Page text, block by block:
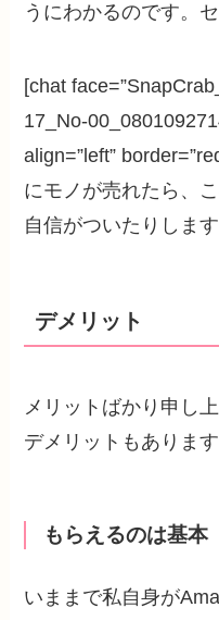
うにわかるのです。
[chat
17_No-
align=”left”
にモノが売れたら、
自信がついたりしま
デメリット
メリットばかり申し
デメリットもあります
もらえるのは基本
いままで私自身が